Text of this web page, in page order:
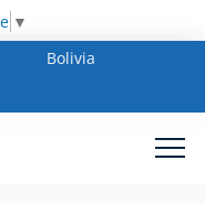
▼
Bolivia